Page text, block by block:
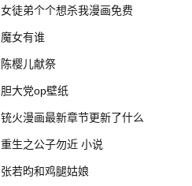
女徒弟个个想杀我漫画免费
魔女有谁
陈樱儿献祭
胆大党op壁纸
铳火漫画最新章节更新了什么
重生之公子勿近 小说
张若昀和鸡腿姑娘